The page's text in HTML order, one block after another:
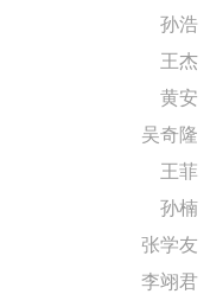
孙浩
王杰
黄安
吴奇隆
王菲
孙楠
张学友
李翊君